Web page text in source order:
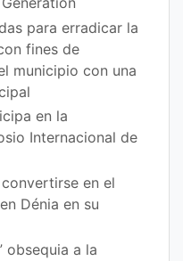
para erradicar la
fines de
municipio con una
en la
Internacional de
convertirse en el
Dénia en su
obsequia a la